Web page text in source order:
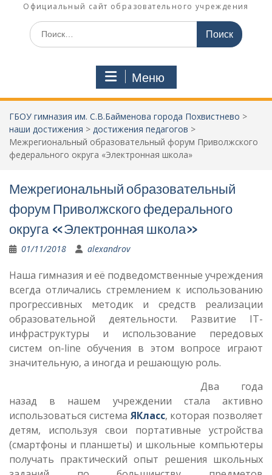
Официальный сайт образовательного учреждения
Поиск
по:
Меню
ГБОУ гимназия им. С.В.Байменова города Похвистнево >
наши достижения > достижения педагогов >
Межрегиональный образовательный форум Приволжского
федерального округа «Электронная школа»
Межрегиональный образовательный
форум Приволжского федерального
округа «Электронная школа»
01/11/2018 alexandrov
Наша гимназия и её подведомственные учреждения
всегда отличались стремлением к использованию
прогрессивных методик и средств реализации
образовательной деятельности. Развитие IT-
инфраструктуры и использование передовых
систем on-line обучения в этом вопросе играют
значительную, а иногда и решающую роль.
Два года
назад в нашем учреждении стала активно
использоваться система ЯКласс, которая позволяет
детям, используя свои портативные устройства
(смартфоны и планшеты) и школьные компьютеры
получать практический опыт решения школьных